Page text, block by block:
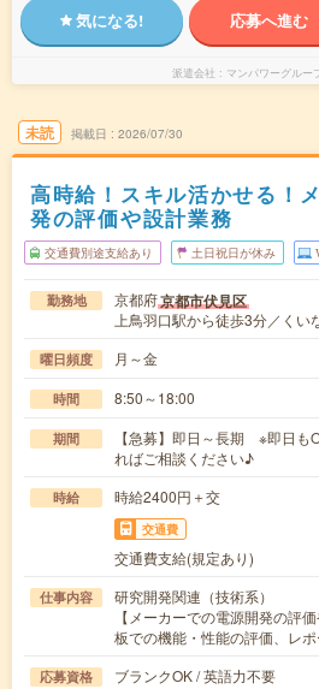
気になる! 応募へ進む
派遣会社 マンパワーグルー
未読 掲載日 2026/07/30
高時給！スキル活かせる！
発の評価や設計業務
交通費別途支給あり 土日祝日が休み
勤務地 京都府京都市伏見区
上鳥羽口駅から徒歩3分／くい
曜日頻度 月～金
時間 8:50～18:00
期間
【急募】即日～長期 ※即日も
ればご相談ください♪
時給 時給2400円＋交
交通費
交通費支給(規定あり)
仕事内容
研究開発関連（技術系）
【メーカーでの電源開発の評
板での機能・性能の評価、レ
応募資格
ブランクOK / 英語力不要